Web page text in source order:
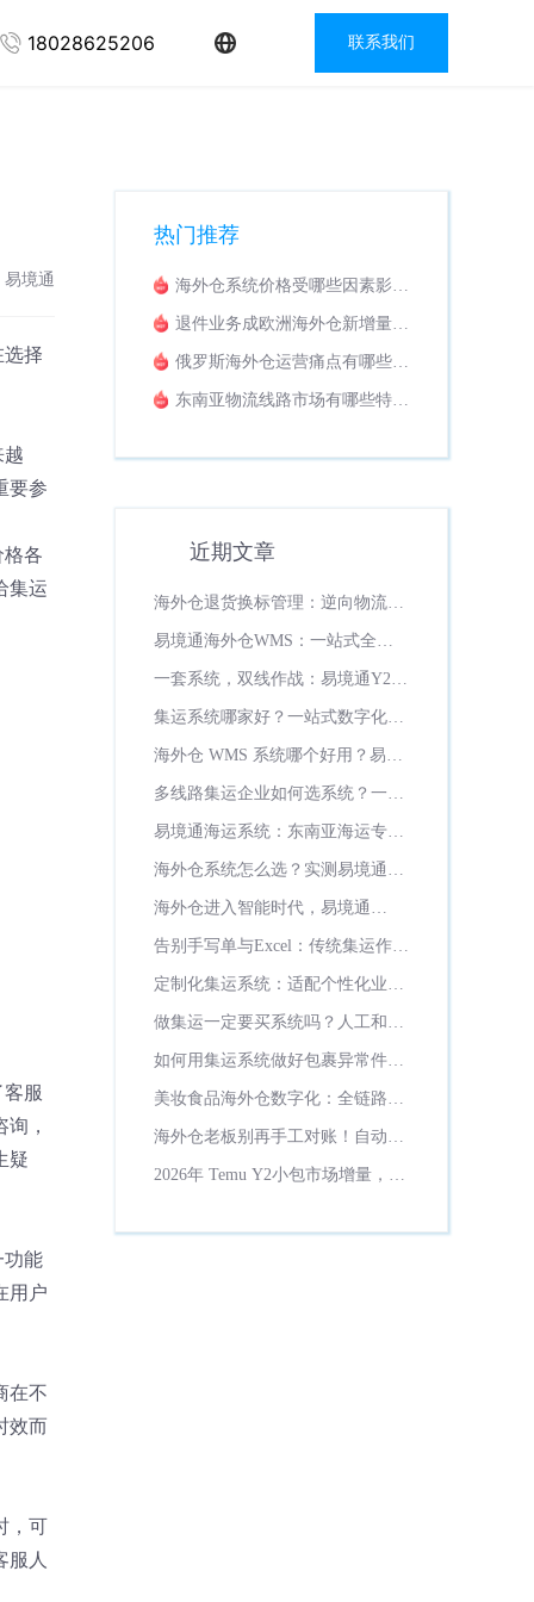
18028625206 联系我们
境通
择
越
要参
各
集运
服
，
疑
功能
用户
在不
效而
，可
服人
热门推荐
海外仓系统价格受哪些因素影
退件业务成欧洲海外仓新增量，
统？
俄罗斯海外仓运营痛点有哪些？
东南亚物流线路市场有哪些特
近期文章
海外仓退货换标管理：逆向物流如
易境通海外仓WMS：一站式全场
一套系统，双线作战：易境通Y2系
集运系统哪家好？一站式数字化运
海外仓 WMS 系统哪个好用？易境
多线路集运企业如何选系统？一站
统
易境通海运系统：东南亚海运专线
海外仓系统怎么选？实测易境通
超一半海外仓都在用！
海外仓进入智能时代，易境通
标准？
告别手写单与Excel：传统集运作坊
定制化集运系统：适配个性化业
做集运一定要买系统吗？人工和系
如何用集运系统做好包裹异常件管
美妆食品海外仓数字化：全链路保
海外仓老板别再手工对账！自动计
2026年 Temu Y2小包市场增量，货